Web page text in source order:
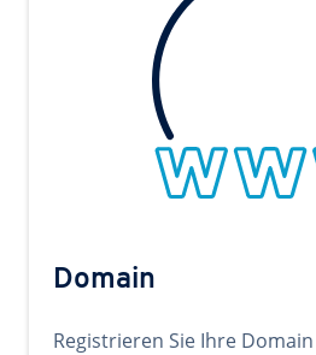
Domain
Registrieren Sie Ihre